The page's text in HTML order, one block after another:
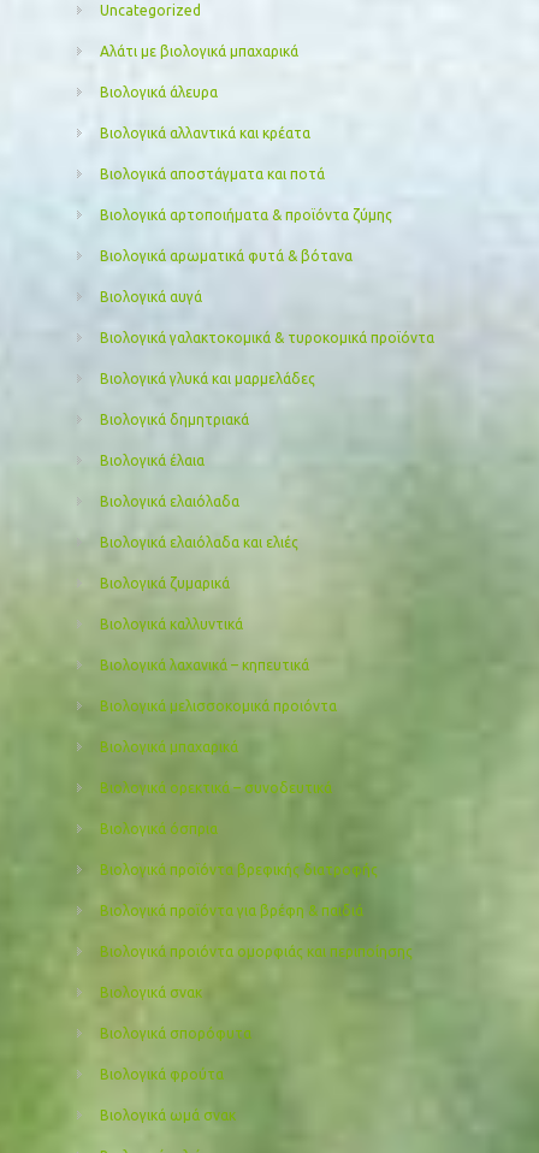
Uncategorized
Αλάτι με βιολογικά μπαχαρικά
Βιολογικά άλευρα
Βιολογικά αλλαντικά και κρέατα
Βιολογικά αποστάγματα και ποτά
Βιολογικά αρτοποιήματα & προϊόντα ζύμης
Βιολογικά αρωματικά φυτά & βότανα
Βιολογικά αυγά
Βιολογικά γαλακτοκομικά & τυροκομικά προϊόντα
Βιολογικά γλυκά και μαρμελάδες
Βιολογικά δημητριακά
Βιολογικά έλαια
Βιολογικά ελαιόλαδα
Βιολογικά ελαιόλαδα και ελιές
Βιολογικά ζυμαρικά
Βιολογικά καλλυντικά
Βιολογικά λαχανικά – κηπευτικά
Βιολογικά μελισσοκομικά προιόντα
Βιολογικά μπαχαρικά
Βιολογικά ορεκτικά – συνοδευτικά
Βιολογικά όσπρια
Βιολογικά προϊόντα βρεφικής διατροφής
Βιολογικά προϊόντα για βρέφη & παιδιά
Βιολογικά προιόντα ομορφιάς και περιποίησης
Βιολογικά σνακ
Βιολογικά σπορόφυτα
Βιολογικά φρούτα
Βιολογικά ωμά σνακ